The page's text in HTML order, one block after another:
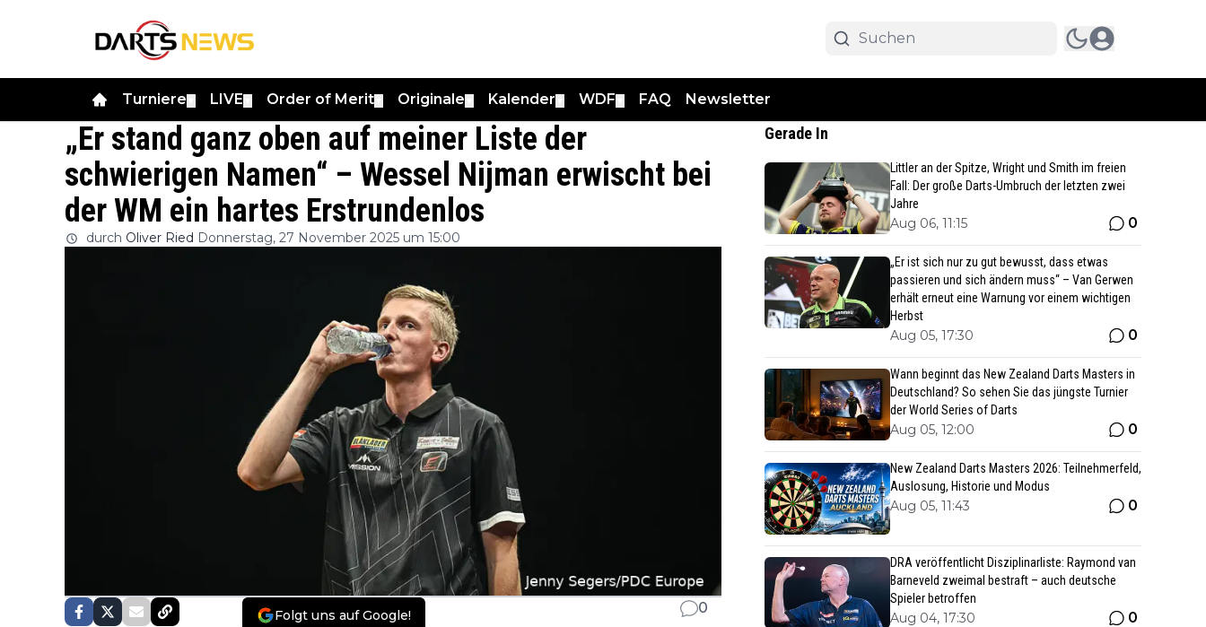
Turniere LIVE Order of Merit Originale Kalender WDF FAQ Newsletter
„Er stand ganz oben auf meiner Liste der
schwierigen Namen“ – Wessel Nijman erwischt bei
der WM ein hartes Erstrundenlos
durch Oliver Ried Donnerstag, 27 November 2025 um 15:00
Folgt uns auf Google! 0
Gerade In
Littler an der Spitze, Wright und Smith im freien
Fall: Der große Darts-Umbruch der letzten zwei
Jahre
Aug 06, 11:15 0
„Er ist sich nur zu gut bewusst, dass etwas
passieren und sich ändern muss“ – Van Gerwen
erhält erneut eine Warnung vor einem wichtigen
Herbst
Aug 05, 17:30 0
Wann beginnt das New Zealand Darts Masters in
Deutschland? So sehen Sie das jüngste Turnier
der World Series of Darts
Aug 05, 12:00 0
New Zealand Darts Masters 2026: Teilnehmerfeld,
Auslosung, Historie und Modus
Aug 05, 11:43 0
DRA veröffentlicht Disziplinarliste: Raymond van
Barneveld zweimal bestraft – auch deutsche
Spieler betroffen
Aug 04, 17:30 0